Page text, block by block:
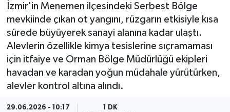
İzmir'in Menemen ilçesindeki Serbest Bölge
mevkiinde çıkan ot yangını, rüzgarın etkisiyle kısa
sürede büyüyerek sanayi alanına kadar ulaştı.
Alevlerin özellikle kimya tesislerine sıçramaması
için itfaiye ve Orman Bölge Müdürlüğü ekipleri
havadan ve karadan yoğun müdahale yürütürken,
alevler kontrol altına alındı.
29.06.2026 - 10:17 1 DK
Teknoloji
Yaşam